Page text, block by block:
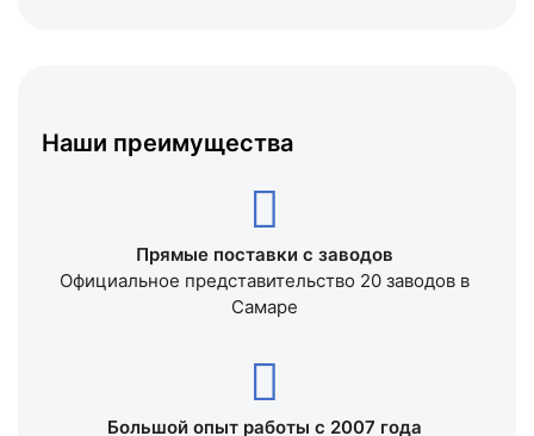
Наши преимущества
Прямые поставки с заводов
Официальное представительство 20 заводов в
Самаре
Большой опыт работы с 2007 года